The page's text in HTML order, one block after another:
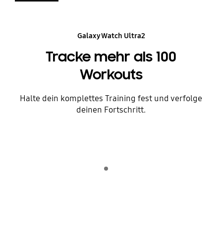
Galaxy Watch Ultra2
Tracke mehr als 100
Workouts
Halte dein komplettes Training fest und verfolge
deinen Fortschritt.